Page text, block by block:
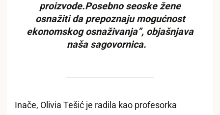
proizvode.Posebno seoske žene
osnažiti da prepoznaju mogućnost
ekonomskog osnaživanja”, objašnjava
naša sagovornica.
Inače, Olivia Tešić je radila kao profesorka